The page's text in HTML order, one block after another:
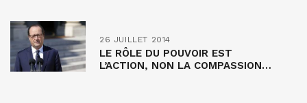
26 JUILLET 2014
LE RÔLE DU POUVOIR EST
L’ACTION, NON LA COMPASSION…